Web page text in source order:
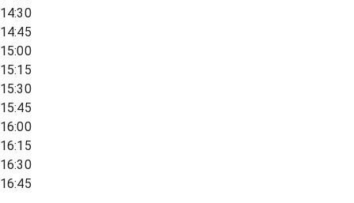
14:30
14:45
15:00
15:15
15:30
15:45
16:00
16:15
16:30
16:45